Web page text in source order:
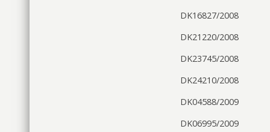
DK16827/2008
DK21220/2008
DK23745/2008
DK24210/2008
DK04588/2009
DK06995/2009